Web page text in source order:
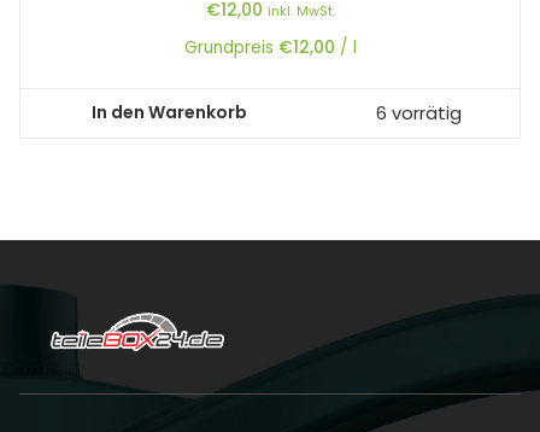
€12,00 inkl. MwSt.
Grundpreis €12,00 / l
In den Warenkorb 6 vorrätig